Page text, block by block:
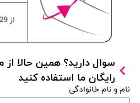
سوال دارید؟ همین حالا از
رایگان ما استفاده کنید
نام و نام خانوادگی